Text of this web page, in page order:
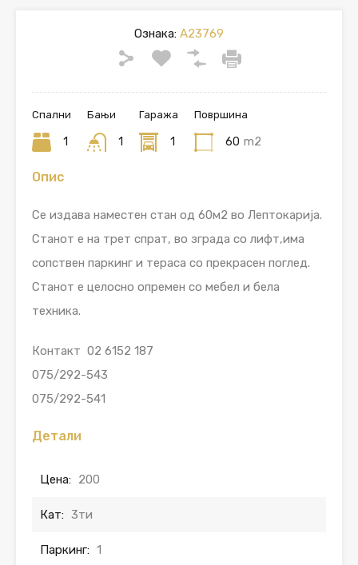
Ознака: A23769
Спални
1
Бањи
1
Гаража
1
Површина
60 m2
Опис
Се издава наместен стан од 60м2 во Лептокарија.
Станот е на трет спрат, во зграда со лифт,има
сопствен паркинг и тераса со прекрасен поглед.
Станот е целосно опремен со мебел и бела
техника.
Контакт 02 6152 187
075/292-543
075/292-541
Детали
Цена: 200
Кат: 3ти
Паркинг: 1